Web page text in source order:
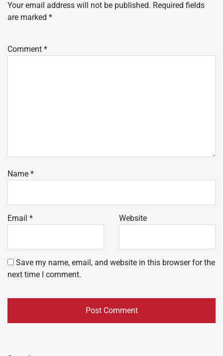
Your email address will not be published. Required fields
are marked *
Comment *
Name *
Email * Website
Save my name, email, and website in this browser for the
next time I comment.